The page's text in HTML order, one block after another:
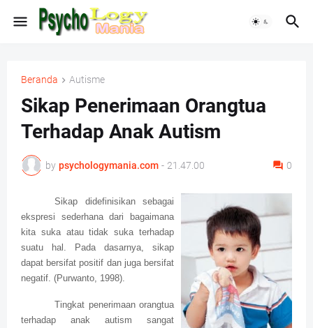
Beranda Autisme
Sikap Penerimaan Orangtua
Terhadap Anak Autism
by psychologymania.com - 21.47.00 0
Sikap didefinisikan sebagai
ekspresi sederhana dari bagaimana
kita suka atau tidak suka terhadap
suatu hal. Pada dasarnya, sikap
dapat bersifat positif dan juga bersifat
negatif. (Purwanto, 1998).
Tingkat penerimaan orangtua
terhadap anak autism sangat